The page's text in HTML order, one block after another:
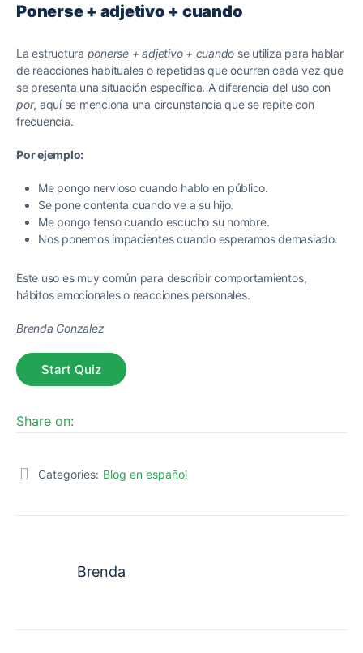
Ponerse + adjetivo + cuando
La estructura ponerse + adjetivo + cuando se utiliza para hablar
de reacciones habituales o repetidas que ocurren cada vez que
se presenta una situación específica. A diferencia del uso con
por, aquí se menciona una circunstancia que se repite con
frecuencia.
Por ejemplo:
Me pongo nervioso cuando hablo en público.
Se pone contenta cuando ve a su hijo.
Me pongo tenso cuando escucho su nombre.
Nos ponemos impacientes cuando esperamos demasiado.
Este uso es muy común para describir comportamientos,
hábitos emocionales o reacciones personales.
Brenda Gonzalez
Share on:
Categories: Blog en español
Brenda